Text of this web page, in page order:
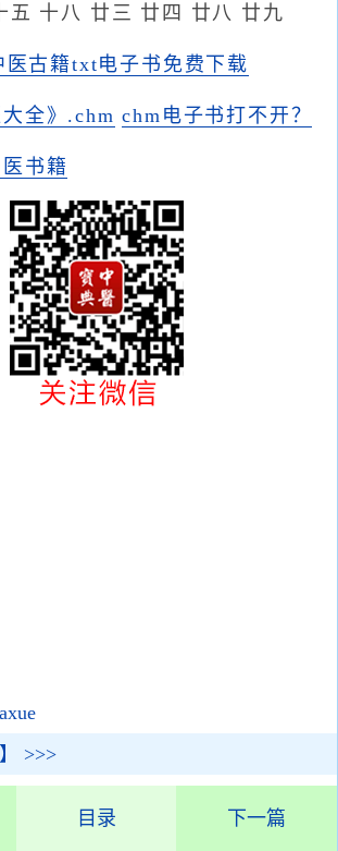
五 十八 廿三 廿四 廿八 廿九
医古籍txt电子书免费下载
大全》.chm chm电子书打不开？
医书籍
>>>
目录 下一篇